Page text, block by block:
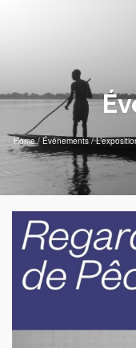
Home / Événements /